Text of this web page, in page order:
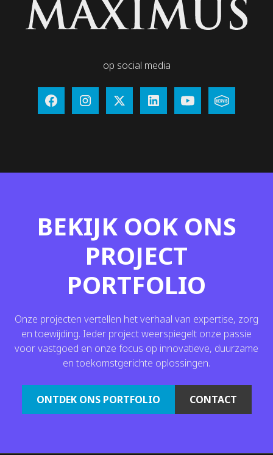
op social media
BEKIJK OOK ONS
PROJECT
PORTFOLIO
Onze projecten vertellen het verhaal van expertise, zorg
en toewijding. Ieder project weerspiegelt onze passie
voor vastgoed en onze focus op innovatieve, duurzame
en toekomstgerichte oplossingen.
ONTDEK ONS PORTFOLIO CONTACT